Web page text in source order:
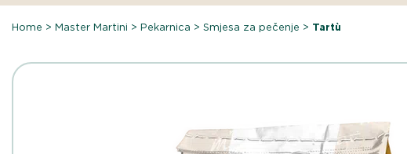
Home >Master Martini >Pekarnica >Smjesa za pečenje > Tartù